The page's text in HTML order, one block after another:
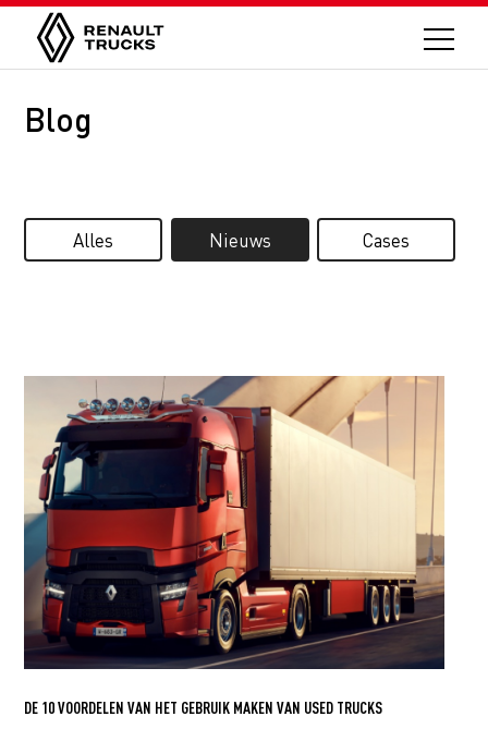
Blog
Alles Nieuws Cases
DE 10 VOORDELEN VAN HET GEBRUIK MAKEN VAN USED TRUCKS